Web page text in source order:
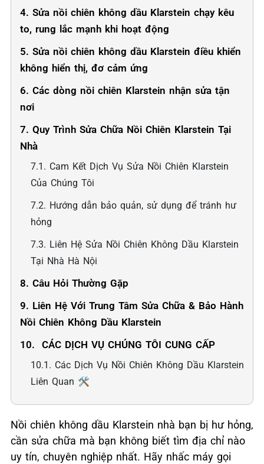
4. Sửa nồi chiên không dầu Klarstein chạy kêu
to, rung lắc mạnh khi hoạt động
5. Sửa nồi chiên không dầu Klarstein điều khiển
không hiển thị, đơ cảm ứng
6. Các dòng nồi chiên Klarstein nhận sửa tận
nơi
7. Quy Trình Sửa Chữa Nồi Chiên Klarstein Tại
Nhà
7.1. Cam Kết Dịch Vụ Sửa Nồi Chiên Klarstein
Của Chúng Tôi
7.2. Hướng dẫn bảo quản, sử dụng để tránh hư
hỏng
7.3. Liên Hệ Sửa Nồi Chiên Không Dầu Klarstein
Tại Nhà Hà Nội
8. Câu Hỏi Thường Gặp
9. Liên Hệ Với Trung Tâm Sửa Chữa & Bảo Hành
Nồi Chiên Không Dầu Klarstein
10. ️ CÁC DỊCH VỤ CHÚNG TÔI CUNG CẤP
10.1. Các Dịch Vụ Nồi Chiên Không Dầu Klarstein
Liên Quan 🛠️
Nồi chiên không dầu Klarstein nhà bạn bị hư hỏng,
cần sửa chữa mà bạn không biết tìm địa chỉ nào
uy tín, chuyên nghiệp nhất. Hãy nhấc máy gọi